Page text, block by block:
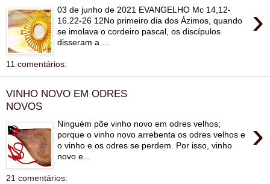
›
03 de junho de 2021 EVANGELHO Mc 14,12-
16.22-26 12No primeiro dia dos Ázimos, quando
se imolava o cordeiro pascal, os discípulos
disseram a ...
11 comentários:
VINHO NOVO EM ODRES
NOVOS
›
Ninguém põe vinho novo em odres velhos;
porque o vinho novo arrebenta os odres velhos e
o vinho e os odres se perdem. Por isso, vinho
novo e...
21 comentários: